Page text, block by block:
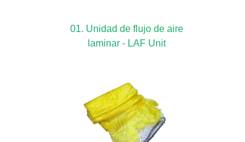
01. Unidad de flujo de aire
laminar - LAF Unit